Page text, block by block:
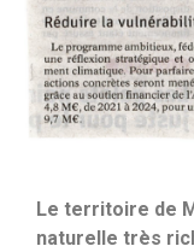
Le territoire de
naturelle très